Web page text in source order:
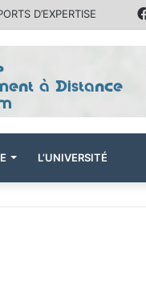
D’EXPERTISE
L’UNIVERSITÉ